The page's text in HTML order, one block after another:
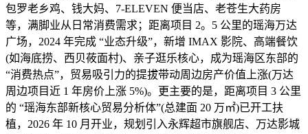
包罗老乡鸡、钱大妈、7-ELEVEN 便当店、老苍生大药房
等，满脚业从日常消费需求；距离项目 2。5 公里的瑶海万达
广场，2024 年完成 “业态升级”，新增 IMAX 影院、高端餐饮
(如海底捞、西贝莜面村)、亲子逛乐核心，成为瑶海区东部的
“消费热点”，贸易吸引力的提拔带动周边房产价值上涨(万达
周边项目近 1 年房价上涨 5%)。更主要的是，距离项目 3 公里
的 “瑶海东部新核心贸易分析体”(总建面 20 万㎡)已开工扶
植，2026 年 10 月开业，规划引入永辉超市旗舰店、万达影城